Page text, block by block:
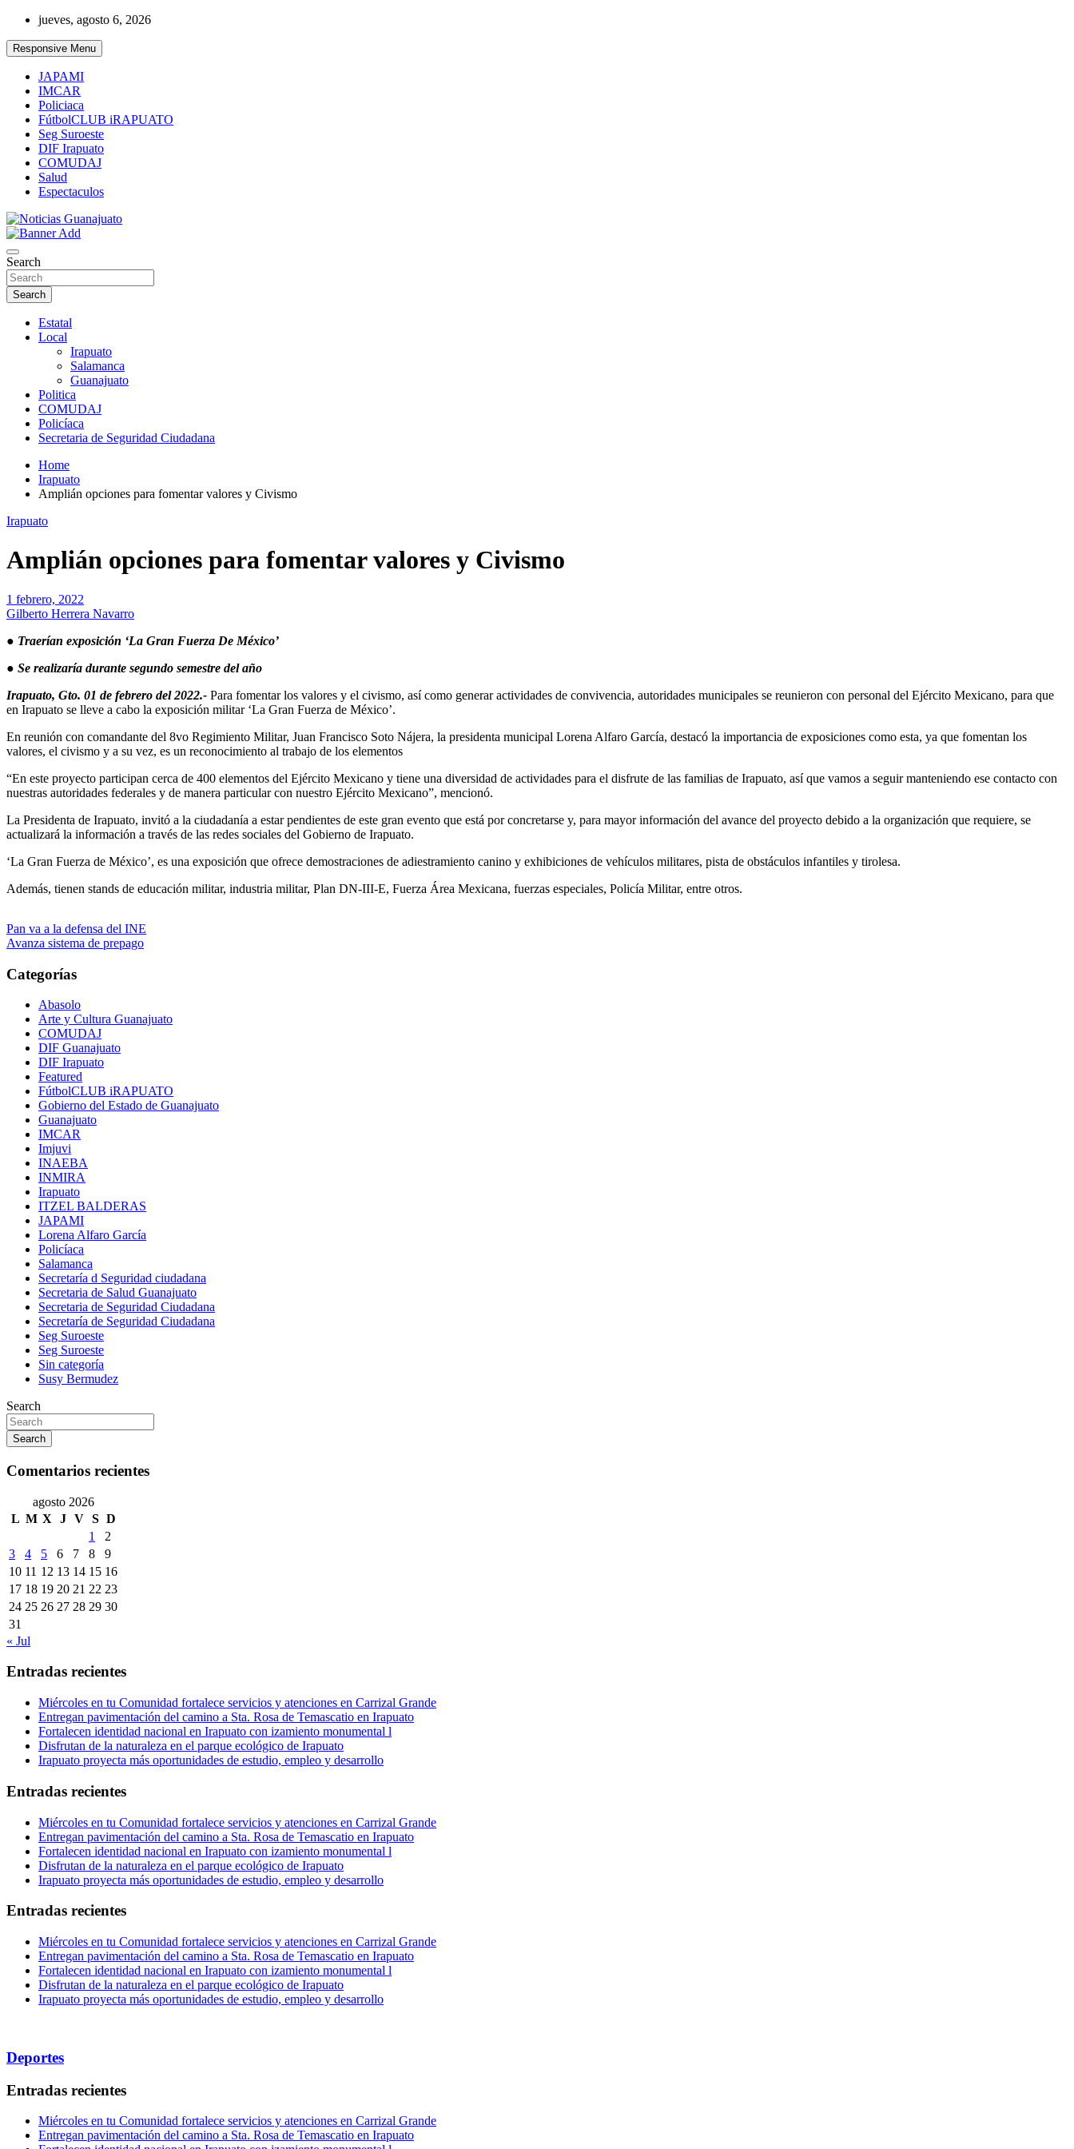
Skip
content
jueves, agosto 6, 2026
Responsive Menu
JAPAMI
IMCAR
Policiaca
FútbolCLUB iRAPUATO
Seg Suroeste
DIF Irapuato
COMUDAJ
Salud
Espectaculos
Noticias Guanajuato
Search
Search
Estatal
Local
Irapuato
Salamanca
Guanajuato
Politica
COMUDAJ
Policíaca
Secretaria de Seguridad Ciudadana
Home
Irapuato
Amplián opciones para fomentar valores y Civismo
Irapuato
Amplián opciones para fomentar valores y Civismo
1 febrero, 2022
Gilberto Herrera Navarro
● Traerían exposición ‘La Gran Fuerza De México’
● Se realizaría durante segundo semestre del año
Irapuato, Gto. 01 de febrero del 2022.- Para fomentar los valores y el civismo, así como generar actividades de convivencia, autoridades municipales se reunieron con personal del Ejército Mexicano, para que
en Irapuato se lleve a cabo la exposición militar ‘La Gran Fuerza de México’.
En reunión con comandante del 8vo Regimiento Militar, Juan Francisco Soto Nájera, la presidenta municipal Lorena Alfaro García, destacó la importancia de exposiciones como esta, ya que fomentan los
valores, el civismo y a su vez, es un reconocimiento al trabajo de los elementos
“En este proyecto participan cerca de 400 elementos del Ejército Mexicano y tiene una diversidad de actividades para el disfrute de las familias de Irapuato, así que vamos a seguir manteniendo ese contacto con
nuestras autoridades federales y de manera particular con nuestro Ejército Mexicano”, mencionó.
La Presidenta de Irapuato, invitó a la ciudadanía a estar pendientes de este gran evento que está por concretarse y, para mayor información del avance del proyecto debido a la organización que requiere, se
actualizará la información a través de las redes sociales del Gobierno de Irapuato.
‘La Gran Fuerza de México’, es una exposición que ofrece demostraciones de adiestramiento canino y exhibiciones de vehículos militares, pista de obstáculos infantiles y tirolesa.
Además, tienen stands de educación militar, industria militar, Plan DN-III-E, Fuerza Área Mexicana, fuerzas especiales, Policía Militar, entre otros.
Navegación
de
entradas
Pan va a la defensa del INE
Avanza sistema de prepago
Categorías
Abasolo
Arte y Cultura Guanajuato
COMUDAJ
DIF Guanajuato
DIF Irapuato
Featured
FútbolCLUB iRAPUATO
Gobierno del Estado de Guanajuato
Guanajuato
IMCAR
Imjuvi
INAEBA
INMIRA
Irapuato
ITZEL BALDERAS
JAPAMI
Lorena Alfaro García
Policíaca
Salamanca
Secretaría d Seguridad ciudadana
Secretaria de Salud Guanajuato
Secretaria de Seguridad Ciudadana
Secretaría de Seguridad Ciudadana
Seg Suroeste
Seg Suroeste
Sin categoría
Susy Bermudez
Search
Search
Comentarios recientes
agosto 2026
L M X J V S D
1
2
3
4 5 6 7 8
9
10 11 12 13 14 15 16
17 18 19 20 21 22 23
24 25 26 27 28 29 30
31
« Jul
Entradas recientes
Miércoles en tu Comunidad fortalece servicios y atenciones en Carrizal Grande
Entregan pavimentación del camino a Sta. Rosa de Temascatio en Irapuato
Fortalecen identidad nacional en Irapuato con izamiento monumental l
Disfrutan de la naturaleza en el parque ecológico de Irapuato
Irapuato proyecta más oportunidades de estudio, empleo y desarrollo
Entradas recientes
Miércoles en tu Comunidad fortalece servicios y atenciones en Carrizal Grande
Entregan pavimentación del camino a Sta. Rosa de Temascatio en Irapuato
Fortalecen identidad nacional en Irapuato con izamiento monumental l
Disfrutan de la naturaleza en el parque ecológico de Irapuato
Irapuato proyecta más oportunidades de estudio, empleo y desarrollo
Entradas recientes
Miércoles en tu Comunidad fortalece servicios y atenciones en Carrizal Grande
Entregan pavimentación del camino a Sta. Rosa de Temascatio en Irapuato
Fortalecen identidad nacional en Irapuato con izamiento monumental l
Disfrutan de la naturaleza en el parque ecológico de Irapuato
Irapuato proyecta más oportunidades de estudio, empleo y desarrollo
Deportes
Entradas recientes
Miércoles en tu Comunidad fortalece servicios y atenciones en Carrizal Grande
Entregan pavimentación del camino a Sta. Rosa de Temascatio en Irapuato